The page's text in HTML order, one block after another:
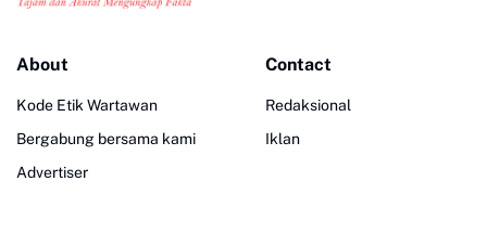
About
Kode Etik Wartawan
Bergabung bersama kami
Advertiser
Contact
Redaksional
Iklan